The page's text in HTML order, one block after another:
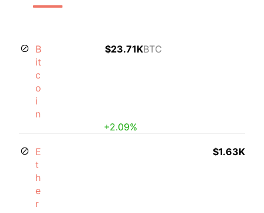
B
it
c
o
i
n
$23.71KBTC
+2.09%
E
t
h
e
r
$1.63K